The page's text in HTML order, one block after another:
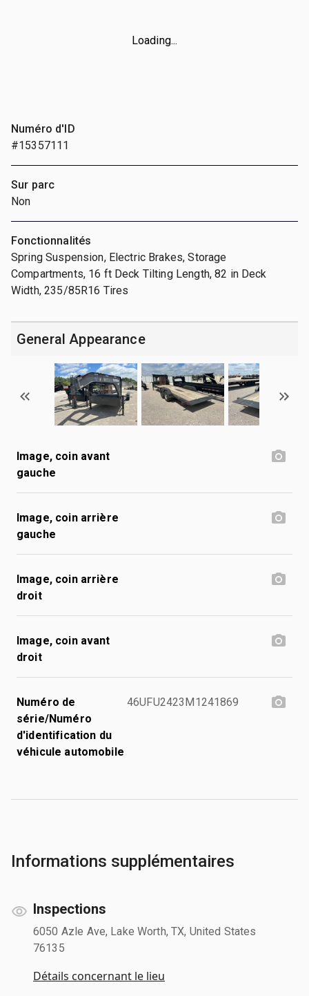
Loading...
Numéro d'ID
#15357111
Sur parc
Non
Fonctionnalités
Spring Suspension, Electric Brakes, Storage
Compartments, 16 ft Deck Tilting Length, 82 in Deck
Width, 235/85R16 Tires
General Appearance
Image, coin avant
gauche
Image, coin arrière
gauche
Image, coin arrière
droit
Image, coin avant
droit
Numéro de
série/Numéro
d'identification du
véhicule automobile
46UFU2423M1241869
Informations supplémentaires
Inspections
6050 Azle Ave, Lake Worth, TX, United States
76135
Détails concernant le lieu